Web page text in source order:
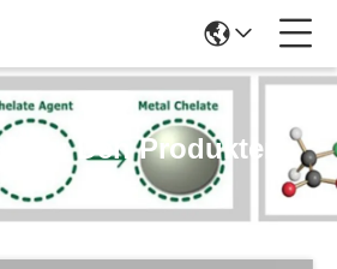
Zu Den Produkten